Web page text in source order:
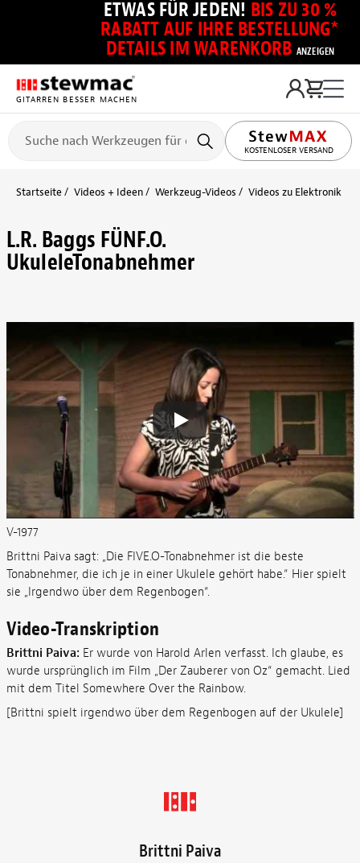
ETWAS FÜR JEDEN! BIS ZU 30 %
RABATT AUF IHRE BESTELLUNG*
DETAILS IM WARENKORB ANZEIGEN
GITARREN BESSER MACHEN
KOSTENLOSER VERSAND
Startseite Videos + Ideen Werkzeug-Videos Videos zu Elektronik
L.R. Baggs FÜNF.O.
UkuleleTonabnehmer
V-1977
Brittni Paiva sagt: „Die FIVE.O-Tonabnehmer ist die beste
Tonabnehmer, die ich je in einer Ukulele gehört habe.“ Hier spielt
sie „Irgendwo über dem Regenbogen“.
Video-Transkription
Brittni Paiva: Er wurde von Harold Arlen verfasst. Ich glaube, es
wurde ursprünglich im Film „Der Zauberer von Oz“ gemacht. Lied
mit dem Titel Somewhere Over the Rainbow.
[Brittni spielt irgendwo über dem Regenbogen auf der Ukulele]
Brittni Paiva